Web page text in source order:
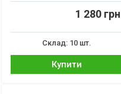
1 280 грн
Склад: 10 шт.
Купити